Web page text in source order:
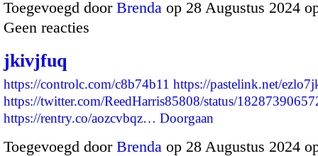
Toegevoegd door Brenda op 28 Augustus 2024
Geen reacties
jkivjfuq
https://controlc.com/c8b74b11 https://pastelink.net/
https://twitter.com/ReedHarris85808/status/
https://rentry.co/aozcvbqz… Doorgaan
Toegevoegd door Brenda op 28 Augustus 2024